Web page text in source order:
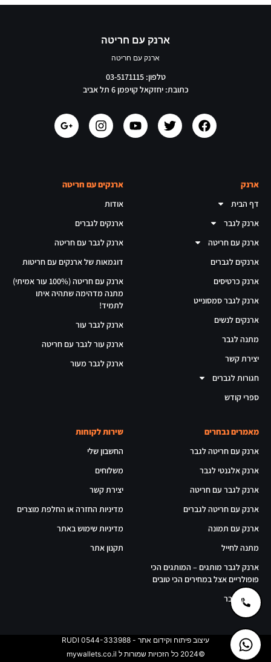
ארנק עם חריטה
ארנק עם חריטה
טלפון: 03-5171115
כתובת: יחזקאל קויפמן 6 תל אביב
ארנק
דף הבית
ארנק לגבר
ארנק עם חריטה
ארנקים לגברים
ארנק כרטיסים
ארנק לגבר סמסונייט
ארנקים לנשים
מתנה לגבר
יצירת קשר
חגורות לגברים
ספרי קודש
ארנקים עם חריטה
אודות
ארנקים לגברים
ארנק לגבר עם חריטה
דוגמאות של ארנקים עם חריטות
ארנק עם חריטה (100% עור אמיתי)
מתנה מדהימה שתהיה איתו
לתמיד!
ארנק לגבר עור
ארנק עור לגבר עם חריטה
ארנק לגבר מעור
מאמרים נבחרים
ארנק עם חריטה לגבר
ארנק אלגנטי לגבר
ארנק לגבר עם חריטה
ארנק עם חריטה לגברים
ארנק עם תמונה
מתנה לחייל
ארנק לגבר מותגים – המותגים הכי
פופולריים אצל במחירים הכי טובים
ארנק לגבר
שירות לקוחות
החשבון שלי
משלוחים
יצירת קשר
מדיניות החזרה או החלפת מוצרים
מדיניות שימוש באתר
תקנון אתר
©2024 כל הזכויות שמורות ל mywallets.co.il
עיצוב פיתוח וקידום אתר - RUDI 0544-333988